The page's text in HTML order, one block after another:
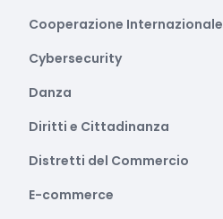
Cooperazione Internazionale
Cybersecurity
Danza
Diritti e Cittadinanza
Distretti del Commercio
E-commerce